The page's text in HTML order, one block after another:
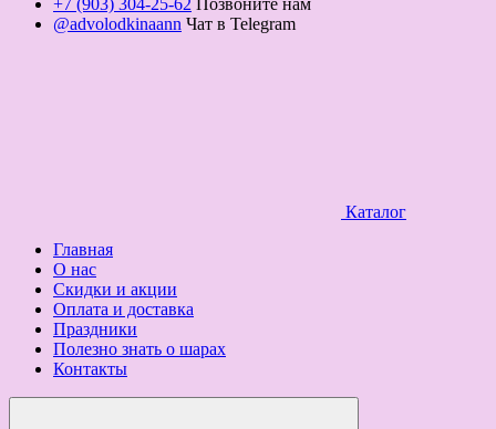
+7 (903) 304-25-62 Позвоните нам
@advolodkinaann Чат в Telegram
Каталог
Главная
О нас
Скидки и акции
Оплата и доставка
Праздники
Полезно знать о шарах
Контакты